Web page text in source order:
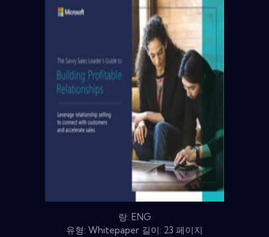
랑: ENG
유형: Whitepaper 길이: 23 페이지